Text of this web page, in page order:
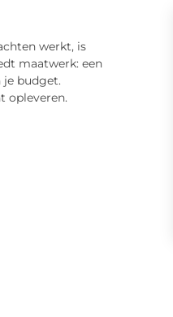
werkt, is
maatwerk: een
budget.
opleveren.